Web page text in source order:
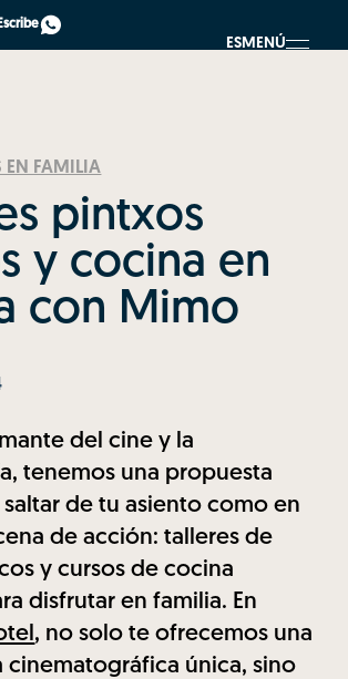
Escribe
ESMENÚ
EN FAMILIA
pintxos
y cocina en
con Mimo
del cine y la
tenemos una propuesta
de tu asiento como en
de acción: talleres de
y cursos de cocina
disfrutar en familia. En
, no solo te ofrecemos una
cinematográfica única, sino